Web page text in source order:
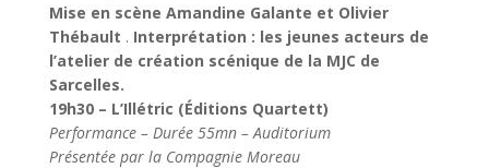
Mise en scène Amandine Galante et Olivier
Thébault . Interprétation : les jeunes acteurs de
l’atelier de création scénique de la MJC de
Sarcelles.
19h30 – L’Illétric (Éditions Quartett)
Performance – Durée 55mn – Auditorium
Présentée par la Compagnie Moreau